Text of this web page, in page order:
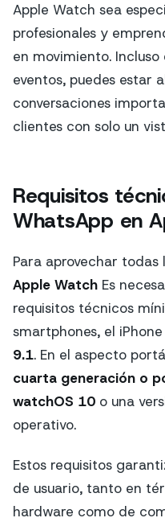
Apple Watch sea
profesionales y
en movimiento.
eventos, puedes estar
conversaciones
clientes con solo un
Requisitos
WhatsApp en
Para aprovechar todas
Apple Watch Es
requisitos técnicos
smartphones, el
9.1. En el aspecto
cuarta generación o
watchOS 10 o una
operativo.
Estos requisitos
de usuario, tanto en
hardware como de